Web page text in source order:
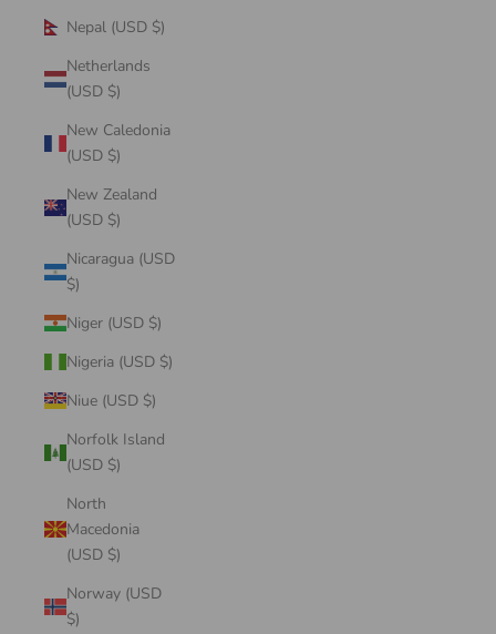
Nepal (USD $)
Netherlands
(USD $)
New Caledonia
(USD $)
New Zealand
(USD $)
Nicaragua (USD
$)
Niger (USD $)
Nigeria (USD $)
Niue (USD $)
Norfolk Island
(USD $)
North
Macedonia
(USD $)
Norway (USD
$)